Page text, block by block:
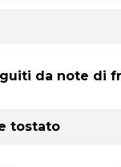
da note di
tostato